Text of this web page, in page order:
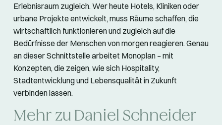
Erlebnisraum zugleich. Wer heute Hotels, Kliniken oder
urbane Projekte entwickelt, muss Räume schaffen, die
wirtschaftlich funktionieren und zugleich auf die
Bedürfnisse der Menschen von morgen reagieren. Genau
an dieser Schnittstelle arbeitet Monoplan – mit
Konzepten, die zeigen, wie sich Hospitality,
Stadtentwicklung und Lebensqualität in Zukunft
verbinden lassen.
Mehr zu Daniel Schneider